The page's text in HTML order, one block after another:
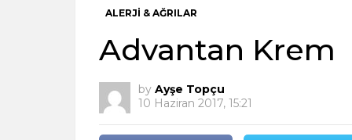
ALERJI & AĞRILAR
Advantan Krem
by Ayşe Topçu
10 Haziran 2017, 15:21